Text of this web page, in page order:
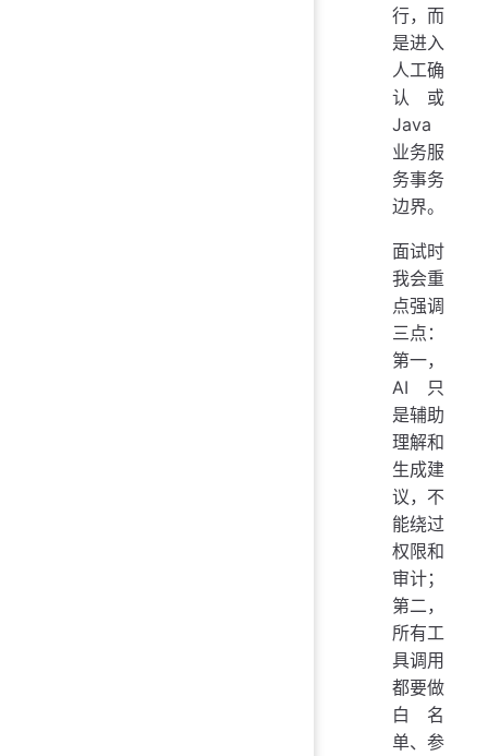
行，而
是进入
人工确
认或
Java
业务服
务事务
边界。
面试时
我会重
点强调
三点：
第一，
AI 只
是辅助
理解和
生成建
议，不
能绕过
权限和
审计；
第二，
所有工
具调用
都要做
白名
单、参